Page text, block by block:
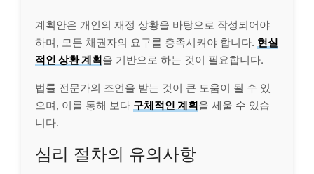
계획안은 개인의 재정 상황을 바탕으로 작성되어야
하며, 모든 채권자의 요구를 충족시켜야 합니다. 현실
적인 상환 계획을 기반으로 하는 것이 필요합니다.
법률 전문가의 조언을 받는 것이 큰 도움이 될 수 있
으며, 이를 통해 보다 구체적인 계획을 세울 수 있습
니다.
심리 절차의 유의사항